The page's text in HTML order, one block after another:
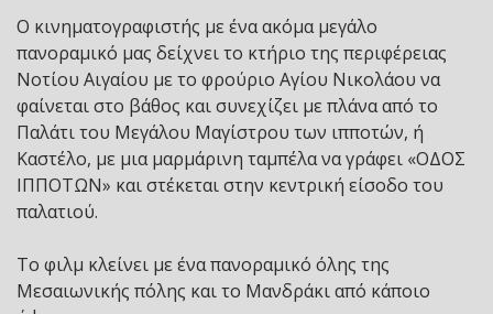
Ο κινηματογραφιστής με ένα ακόμα μεγάλο
πανοραμικό μας δείχνει το κτήριο της περιφέρειας
Νοτίου Αιγαίου με το φρούριο Αγίου Νικολάου να
φαίνεται στο βάθος και συνεχίζει με πλάνα από το
Παλάτι του Μεγάλου Μαγίστρου των ιπποτών, ή
Καστέλο, με μια μαρμάρινη ταμπέλα να γράφει «ΟΔΟΣ
ΙΠΠΟΤΩΝ» και στέκεται στην κεντρική είσοδο του
παλατιού.
Το φιλμ κλείνει με ένα πανοραμικό όλης της
Μεσαιωνικής πόλης και το Μανδράκι από κάποιο